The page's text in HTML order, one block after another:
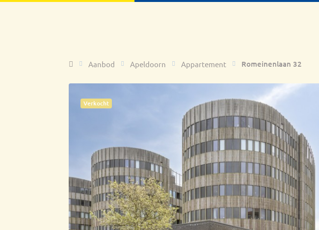
HomeAanbod Apeldoorn Appartement Romeinenlaan 32
Verkocht